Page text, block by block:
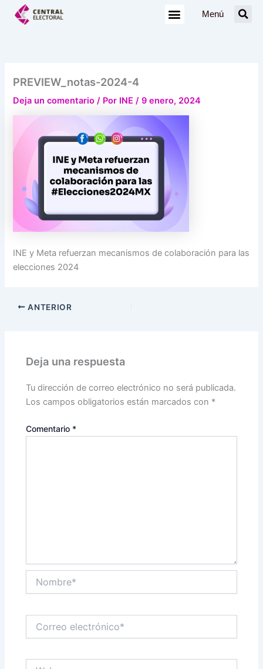
Menú
PREVIEW_notas-2024-4
Deja un comentario / Por INE/9 enero, 2024
INE y Meta refuerzan mecanismos de colaboración para las
elecciones 2024
ANTERIOR
Deja una respuesta
Tu dirección de correo electrónico no será publicada.
Los campos obligatorios están marcados con *
Comentario *
electrónico*